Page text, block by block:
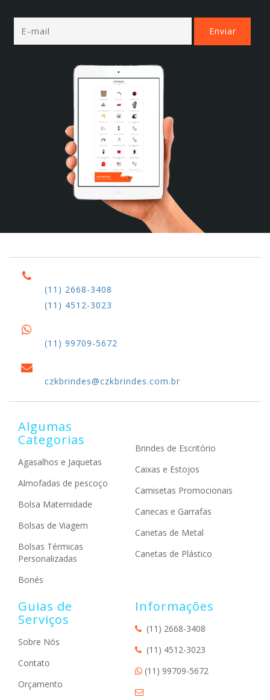
(11) 2668-3408
(11) 4512-3023
(11) 99709-5672
czkbrindes@czkbrindes.com.br
Algumas
Categorias
Agasalhos e Jaquetas
Almofadas de pescoço
Bolsa Maternidade
Bolsas de Viagem
Bolsas Térmicas
Personalizadas
Bonés
Brindes de Escritório
Caixas e Estojos
Camisetas Promocionais
Canecas e Garrafas
Canetas de Metal
Canetas de Plástico
Guias de
Serviços
Sobre Nós
Contato
Orçamento
Informações
(11) 2668-3408
(11) 4512-3023
(11) 99709-5672